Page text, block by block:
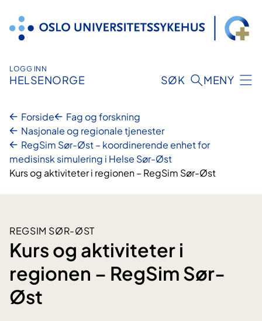
innhold
LOGG INN
HELSENORGE SØK MENY
Forside
Fag og forskning
Nasjonale og regionale tjenester
RegSim Sør-Øst – koordinerende enhet for
medisinsk simulering i Helse Sør-Øst
Kurs og aktiviteter i regionen – RegSim Sør-Øst
REGSIM SØR-ØST
Kurs og aktiviteter i
regionen – RegSim Sør-
Øst